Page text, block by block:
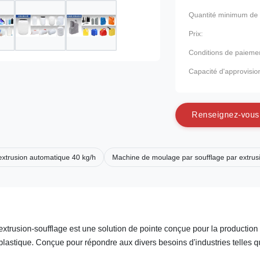
Quantité minimum
Prix:
Conditions de
Capacité
Renseignez-vous
automatique 40 kg/h Machine de moulage par soufflage par
soufflage est une solution de pointe conçue pour la production
Conçue pour répondre aux divers besoins d'industries telles